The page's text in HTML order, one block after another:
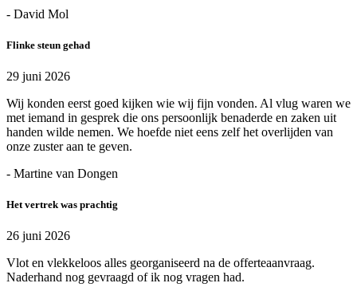
- David Mol
Flinke steun gehad
29 juni 2026
Wij konden eerst goed kijken wie wij fijn vonden. Al vlug waren we
met iemand in gesprek die ons persoonlijk benaderde en zaken uit
handen wilde nemen. We hoefde niet eens zelf het overlijden van
onze zuster aan te geven.
- Martine van Dongen
Het vertrek was prachtig
26 juni 2026
Vlot en vlekkeloos alles georganiseerd na de offerteaanvraag.
Naderhand nog gevraagd of ik nog vragen had.